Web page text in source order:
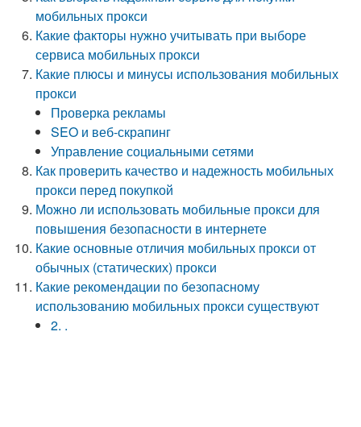
мобильных прокси
Какие факторы нужно учитывать при выборе
сервиса мобильных прокси
Какие плюсы и минусы использования мобильных
прокси
Проверка рекламы
SEO и веб-скрапинг
Управление социальными сетями
Как проверить качество и надежность мобильных
прокси перед покупкой
Можно ли использовать мобильные прокси для
повышения безопасности в интернете
Какие основные отличия мобильных прокси от
обычных (статических) прокси
Какие рекомендации по безопасному
использованию мобильных прокси существуют
2. .